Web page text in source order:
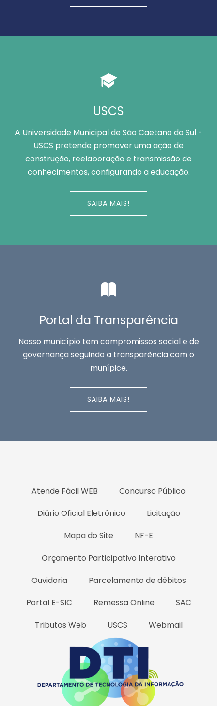
USCS
A Universidade Municipal de São Caetano do Sul -
USCS pretende promover uma ação de
construção, reelaboração e transmissão de
conhecimentos, configurando a educação.
SAIBA MAIS!
Portal da Transparência
Nosso município tem compromissos social e de
governança seguindo a transparência com o
munípice.
SAIBA MAIS!
Atende Fácil WEB
Concurso Público
Diário Oficial Eletrônico
Licitação
Mapa do Site
NF-E
Orçamento Participativo Interativo
Ouvidoria
Parcelamento de débitos
Portal E-SIC
Remessa Online
SAC
Tributos Web
USCS Webmail